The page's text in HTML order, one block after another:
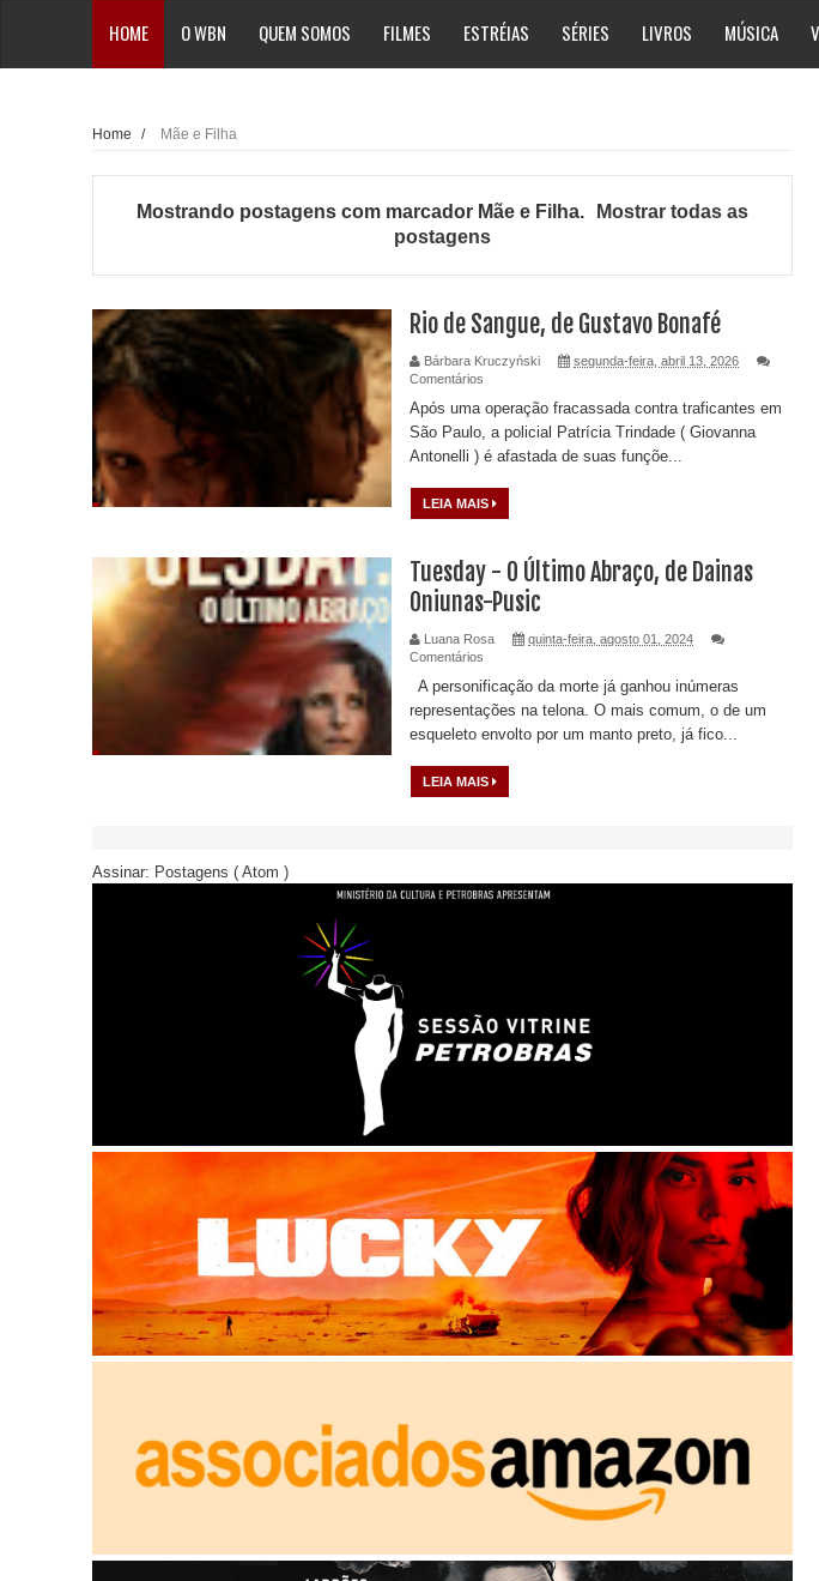
HOME O WBN QUEM SOMOS FILMES ESTRÉIAS SÉRIES LIVROS MÚSICA
Home / Mãe e Filha
Mostrando postagens com marcador Mãe e Filha.
Mostrar todas as
postagens
Rio de Sangue, de Gustavo Bonafé
Bárbara Kruczyński
segunda-feira, abril 13, 2026
Comentários
Após uma operação fracassada contra traficantes em
São Paulo, a policial Patrícia Trindade ( Giovanna
Antonelli ) é afastada de suas funçõe...
LEIA MAIS
Tuesday - O Último Abraço, de Dainas
Oniunas-Pusic
Luana Rosa
quinta-feira, agosto 01, 2024
Comentários
A personificação da morte já ganhou inúmeras
representações na telona. O mais comum, o de um
esqueleto envolto por um manto preto, já fico...
LEIA MAIS
Assinar: Postagens ( Atom )